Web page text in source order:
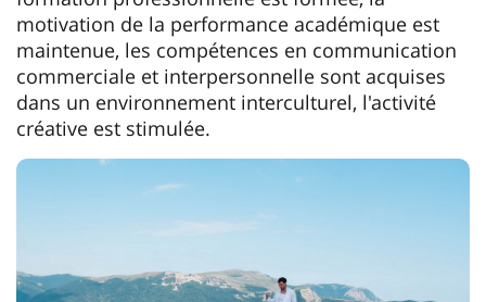
motivation de la performance académique est
maintenue, les compétences en communication
commerciale et interpersonnelle sont acquises
dans un environnement interculturel, l'activité
créative est stimulée.